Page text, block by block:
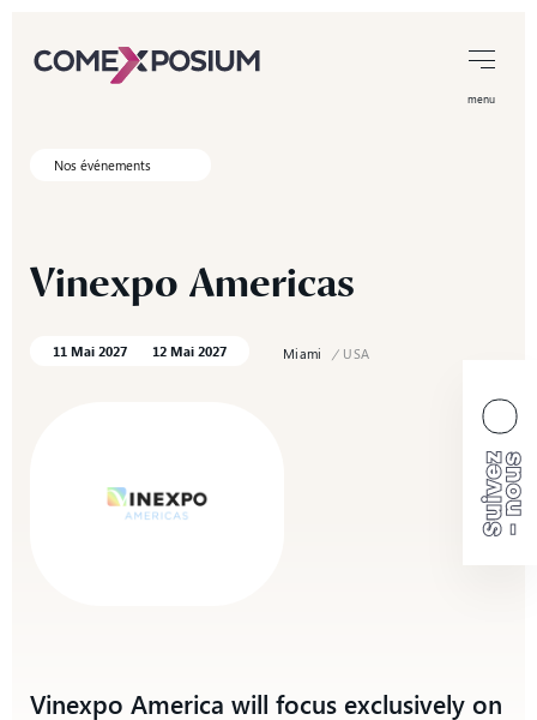
menu
Nos événements
Vinexpo Americas
11 Mai 2027 12 Mai 2027 Miami / USA
Vinexpo America will focus exclusively on